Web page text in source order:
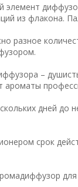
элемент
из флакона.
разное
–
ароматы
дней до
срок